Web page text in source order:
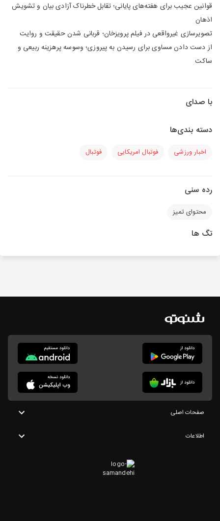
قوانین عجیب برای هفته‌های پایانی؛ تقابل خطرناک آزادی بیان و تشویش
اذهان
تصویرسازی غیرواقعی در فیلم پرویزخان؛ قربانی شدن حقیقت و روایت
از دست دادن مساوی برای رسیدن به پیروزی؛ وسوسه پرهزینه ربیعی و
ساکت
با صدای
دسته بندی‌ها
اخبار ورزشی فوتبال امریکایی فوتبال
رده سنی
محتوای تمیز
تگ ها
صفحات اصلی
اطلاعات